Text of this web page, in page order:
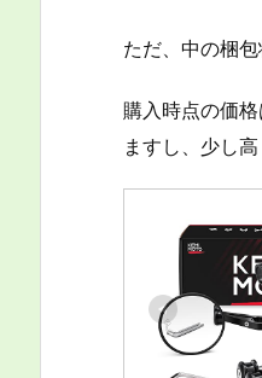
ただ、中の梱
購入時点の価
ますし、少し